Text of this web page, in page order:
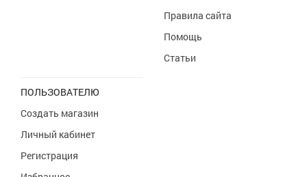
Правила сайта
Помощь
Статьи
ПОЛЬЗОВАТЕЛЮ
Создать магазин
Личный кабинет
Регистрация